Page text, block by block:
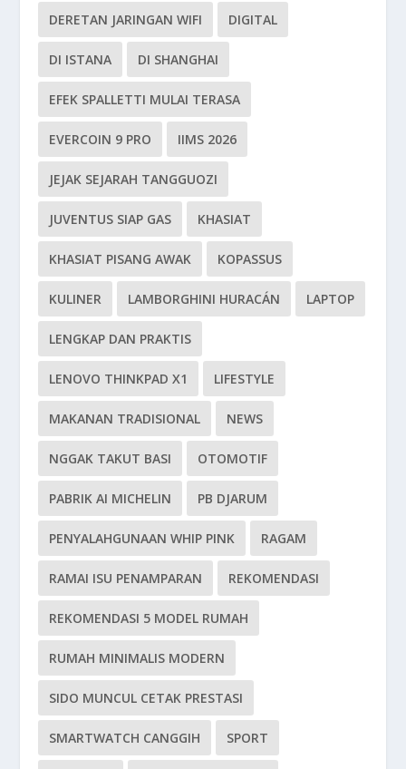
DERETAN JARINGAN WIFI DIGITAL
DI ISTANA DI SHANGHAI
EFEK SPALLETTI MULAI TERASA
EVERCOIN 9 PRO IIMS 2026
JEJAK SEJARAH TANGGUOZI
JUVENTUS SIAP GAS KHASIAT
KHASIAT PISANG AWAK KOPASSUS
KULINER LAMBORGHINI HURACÁN LAPTOP
LENGKAP DAN PRAKTIS
LENOVO THINKPAD X1 LIFESTYLE
MAKANAN TRADISIONAL NEWS
NGGAK TAKUT BASI OTOMOTIF
PABRIK AI MICHELIN PB DJARUM
PENYALAHGUNAAN WHIP PINK RAGAM
RAMAI ISU PENAMPARAN REKOMENDASI
REKOMENDASI 5 MODEL RUMAH
RUMAH MINIMALIS MODERN
SIDO MUNCUL CETAK PRESTASI
SMARTWATCH CANGGIH SPORT